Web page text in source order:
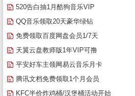
520告白抽1月酷狗音乐VIP
QQ音乐领取20天豪华绿钻
免费领取百度网盘会员1/7天
天翼云盘教师版1年VIP可撸
平安好车主领网易云音乐月卡
腾讯文档免费领取1个月会员
KFC半价炸鸡桶/汉堡桶活动开始